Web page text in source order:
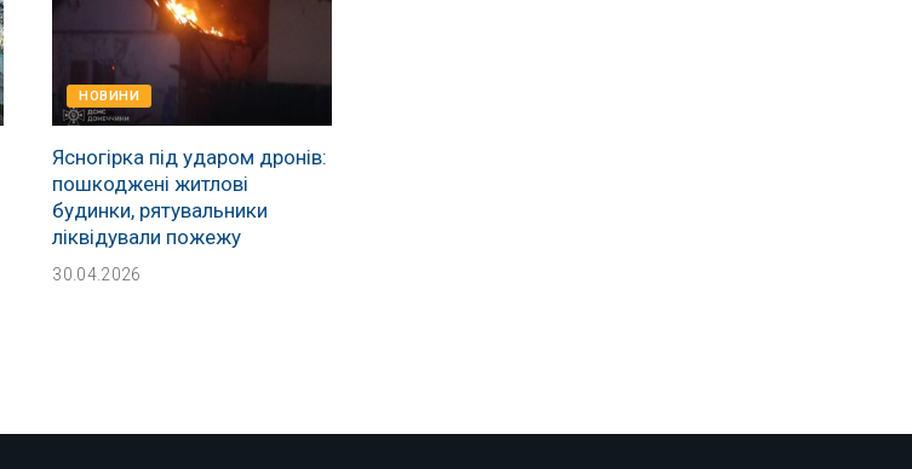
НОВИНИ
Ясногірка під ударом дронів:
пошкоджені житлові
будинки, рятувальники
ліквідували пожежу
30.04.2026